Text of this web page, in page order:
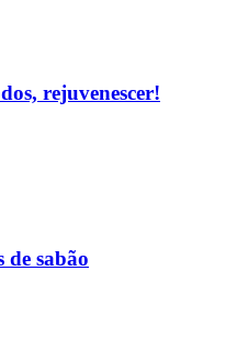
rejuvenescer!
de sabão